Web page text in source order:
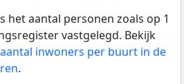
het aantal personen zoals op 1
vastgelegd. Bekijk
inwoners per buurt in de
.